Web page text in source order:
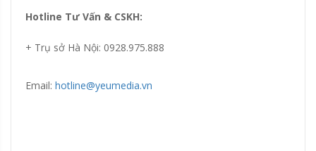
Hotline Tư Vấn & CSKH:
+ Trụ sở Hà Nội: 0928.975.888
Email: hotline@yeumedia.vn